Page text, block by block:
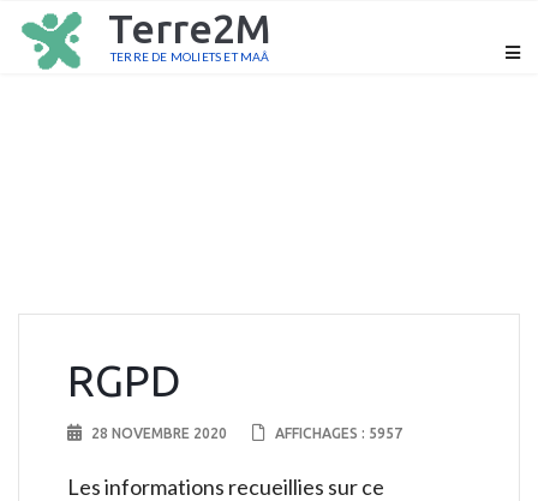
Terre2M
TERRE DE MOLIETS ET MAÂ
RGPD
28 NOVEMBRE 2020 AFFICHAGES : 5957
Les informations recueillies sur ce